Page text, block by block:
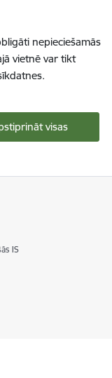
nepieciešamās
vietnē var tikt
visas
IS